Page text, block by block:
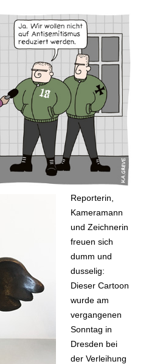
Reporterin,
Kameramann
und Zeichnerin
freuen sich
dumm und
dusselig:
Dieser Cartoon
wurde am
vergangenen
Sonntag in
Dresden bei
der Verleihung